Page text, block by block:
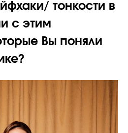
тонкости в
с этим
Вы поняли